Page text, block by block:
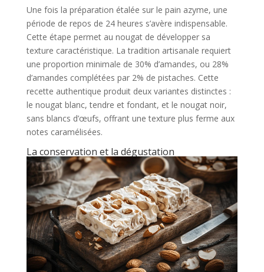
Une fois la préparation étalée sur le pain azyme, une
période de repos de 24 heures s’avère indispensable.
Cette étape permet au nougat de développer sa
texture caractéristique. La tradition artisanale requiert
une proportion minimale de 30% d’amandes, ou 28%
d’amandes complétées par 2% de pistaches. Cette
recette authentique produit deux variantes distinctes :
le nougat blanc, tendre et fondant, et le nougat noir,
sans blancs d’œufs, offrant une texture plus ferme aux
notes caramélisées.
La conservation et la dégustation